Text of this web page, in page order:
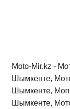
Moto-Mir.kz -
Шымкенте,
Шымкенте,
Шымкенте,